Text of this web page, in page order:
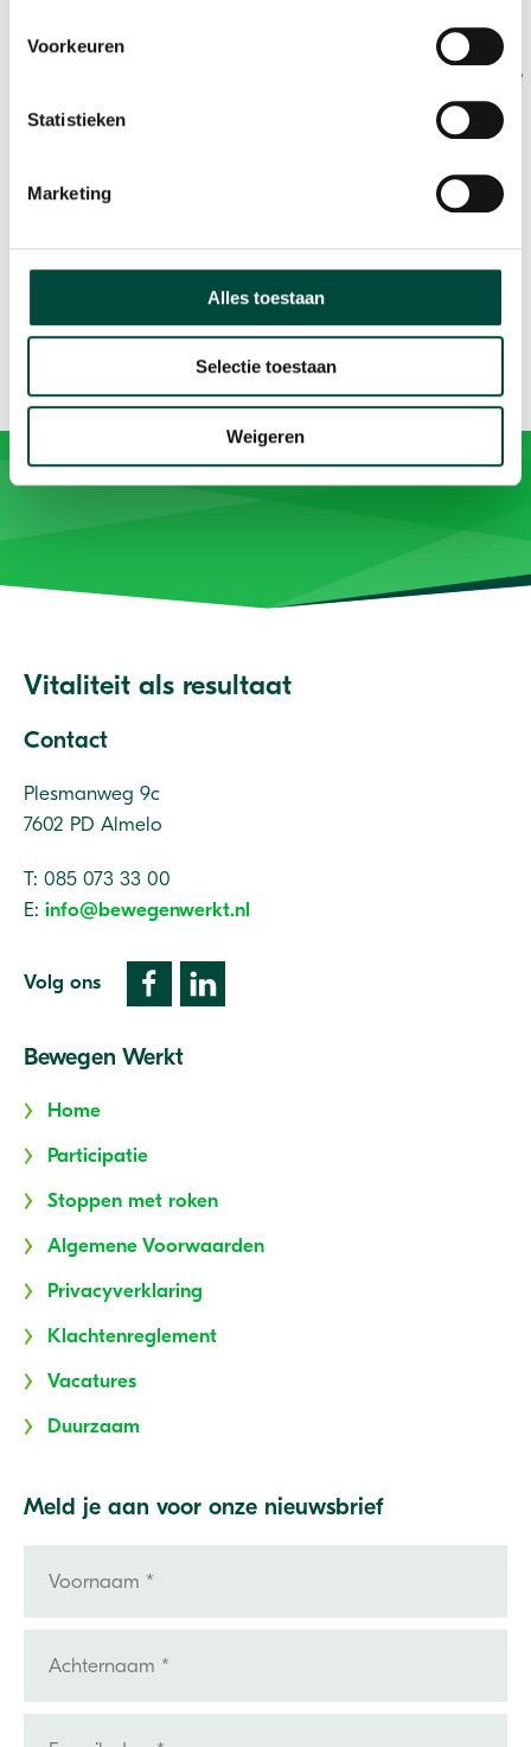
Voorkeuren
Statistieken
Marketing
Alles toestaan
Selectie toestaan
Weigeren
spelen. Natuurlijk beweeg ik zelf lekker
mee en haal ik die dag zeker het gewenste
aantal stappen!
Vitaliteit als resultaat
Contact
Plesmanweg 9c
7602 PD Almelo
T: 085 073 33 00
E: info@bewegenwerkt.nl
Volg ons
Bewegen Werkt
Home
Participatie
Stoppen met roken
Algemene Voorwaarden
Privacyverklaring
Klachtenreglement
Vacatures
Duurzaam
Meld je aan voor onze nieuwsbrief